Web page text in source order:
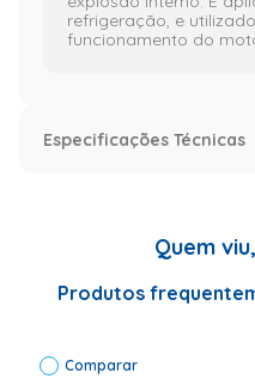
refrigeração, e
funcionamento do
Especificações Técnicas
Informações Técnicas
Quem viu,
Produtos
Comparar